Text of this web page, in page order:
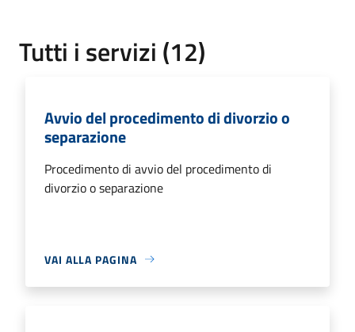
Tutti i servizi (12)
Avvio del procedimento di divorzio o
separazione
Procedimento di avvio del procedimento di
divorzio o separazione
VAI ALLA PAGINA